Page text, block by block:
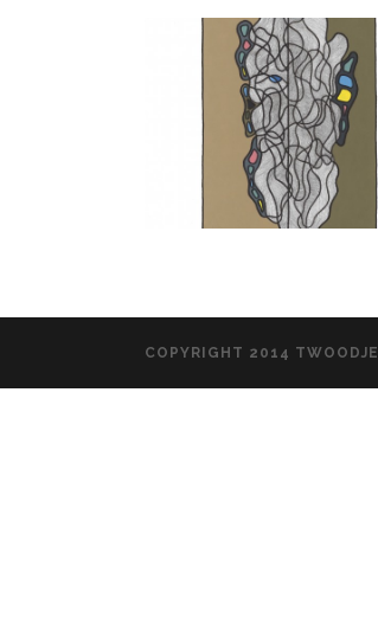
COPYRIGHT 2014 TWOODJE